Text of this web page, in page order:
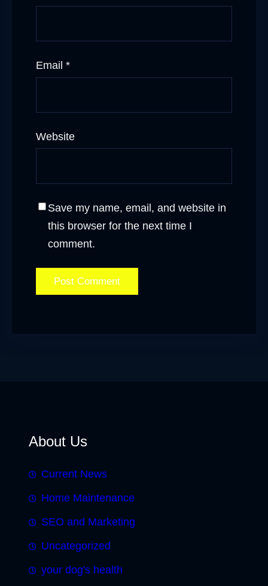
Email *
Website
Save my name, email, and website in
this browser for the next time I
comment.
About Us
Current News
Home Maintenance
SEO and Marketing
Uncategorized
your dog's health